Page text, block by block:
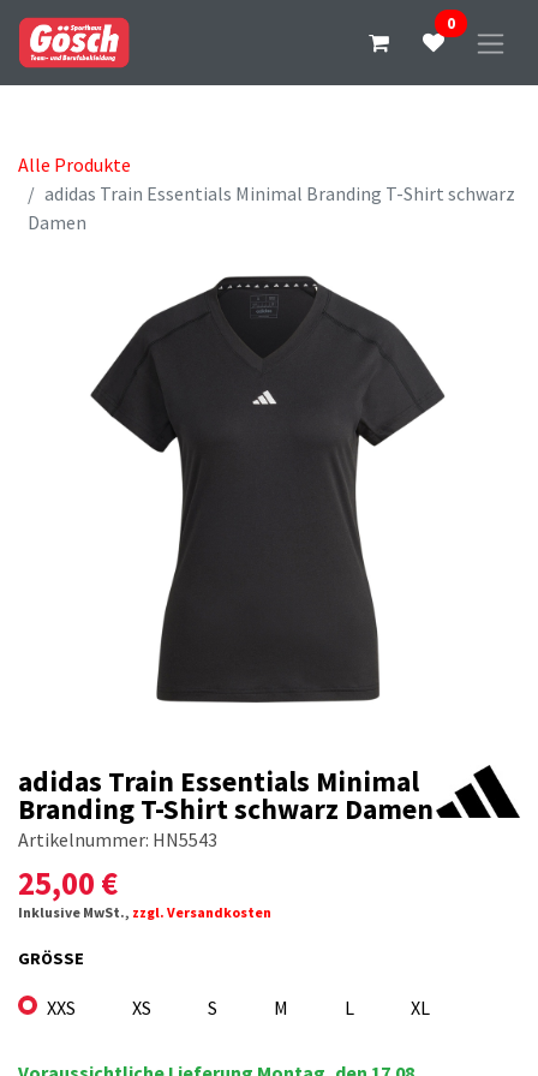
0
Alle Produkte
adidas Train Essentials Minimal Branding T-Shirt schwarz
Damen
adidas Train Essentials Minimal
Branding T-Shirt schwarz Damen
Artikelnummer: HN5543
25,00 €
Inklusive MwSt., zzgl. Versandkosten
GRÖSSE
XXS XS S M L XL